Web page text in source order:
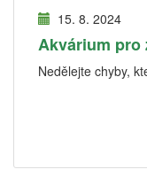
15. 8. 2024
Akvárium pro
Nedělejte chyby,